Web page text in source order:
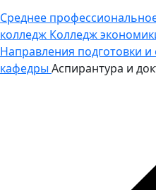
Среднее
колледж Колледж
Направления подготовки и
кафедры Аспирантура и